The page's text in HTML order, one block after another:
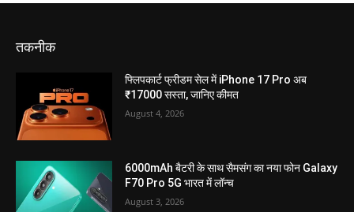
तकनीक
फ्लिपकार्ट फ्रीडम सेल में iPhone 17 Pro अब
₹17000 सस्ता, जानिए कीमत
August 4, 2026
6000mAh बैटरी के साथ सैमसंग का नया फोन Galaxy
F70 Pro 5G भारत में लॉन्च
August 3, 2026